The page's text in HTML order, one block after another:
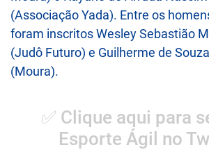
(Associação Yada). Entre os
foram inscritos Wesley Sebastião
(Judô Futuro) e Guilherme de
(Moura).
✅ Clique aqui para
Esporte Ágil no